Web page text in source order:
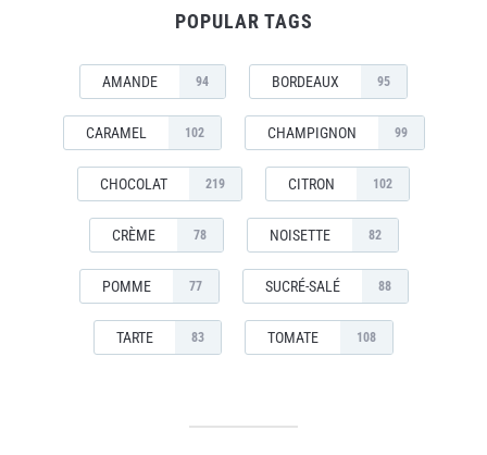
POPULAR TAGS
AMANDE 94 BORDEAUX 95
CARAMEL 102 CHAMPIGNON 99
CHOCOLAT 219 CITRON 102
CRÈME 78 NOISETTE 82
POMME 77 SUCRÉ-SALÉ 88
TARTE 83 TOMATE 108